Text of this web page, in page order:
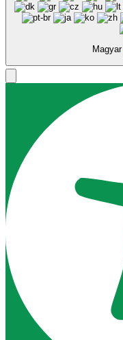
Magyar